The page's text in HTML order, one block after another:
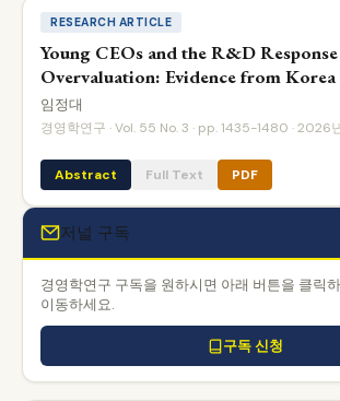
RESEARCH ARTICLE
Young CEOs and the R&D
Overvaluation: Evidence from Korea
임정대
경영학연구 · Vol. 55 No. 3 · pp. 1435-1480 · 2026
Abstract Full Text PDF
저널 구독
경영학연구 구독을 원하시면 아래 버튼을 클릭
이동하세요.
구독 신청